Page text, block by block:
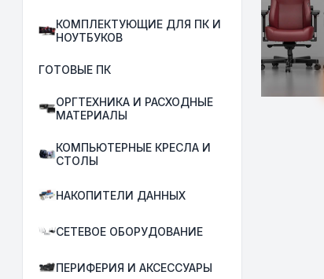
КОМПЛЕКТУЮЩИЕ ДЛЯ ПК И
НОУТБУКОВ
ГОТОВЫЕ ПК
ОРГТЕХНИКА И РАСХОДНЫЕ
МАТЕРИАЛЫ
КОМПЬЮТЕРНЫЕ КРЕСЛА И
СТОЛЫ
НАКОПИТЕЛИ ДАННЫХ
СЕТЕВОЕ ОБОРУДОВАНИЕ
ПЕРИФЕРИЯ И АКСЕССУАРЫ